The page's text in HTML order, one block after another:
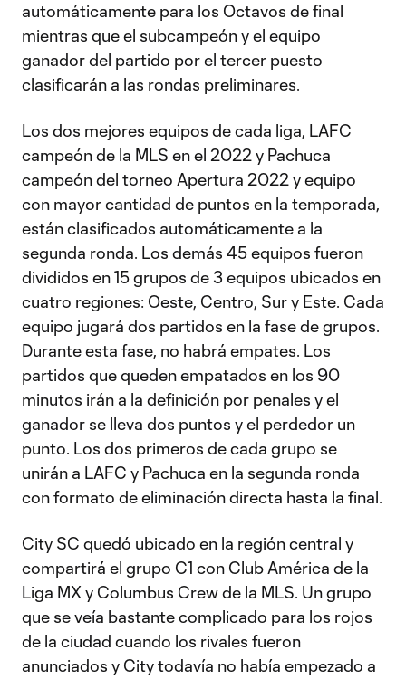
automáticamente para los Octavos de final
mientras que el subcampeón y el equipo
ganador del partido por el tercer puesto
clasificarán a las rondas preliminares.
Los dos mejores equipos de cada liga, LAFC
campeón de la MLS en el 2022 y Pachuca
campeón del torneo Apertura 2022 y equipo
con mayor cantidad de puntos en la temporada,
están clasificados automáticamente a la
segunda ronda. Los demás 45 equipos fueron
divididos en 15 grupos de 3 equipos ubicados en
cuatro regiones: Oeste, Centro, Sur y Este. Cada
equipo jugará dos partidos en la fase de grupos.
Durante esta fase, no habrá empates. Los
partidos que queden empatados en los 90
minutos irán a la definición por penales y el
ganador se lleva dos puntos y el perdedor un
punto. Los dos primeros de cada grupo se
unirán a LAFC y Pachuca en la segunda ronda
con formato de eliminación directa hasta la final.
City SC quedó ubicado en la región central y
compartirá el grupo C1 con Club América de la
Liga MX y Columbus Crew de la MLS. Un grupo
que se veía bastante complicado para los rojos
de la ciudad cuando los rivales fueron
anunciados y City todavía no había empezado a